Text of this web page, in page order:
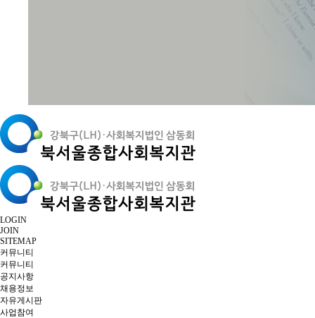
LOGIN
JOIN
SITEMAP
커뮤니티
커뮤니티
공지사항
채용정보
자유게시판
사업참여